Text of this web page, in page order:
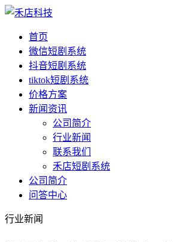
首页
微信短剧系统
抖音短剧系统
tiktok短剧系统
价格方案
新闻资讯
公司简介
行业新闻
联系我们
禾店短剧系统
公司简介
问答中心
行业新闻